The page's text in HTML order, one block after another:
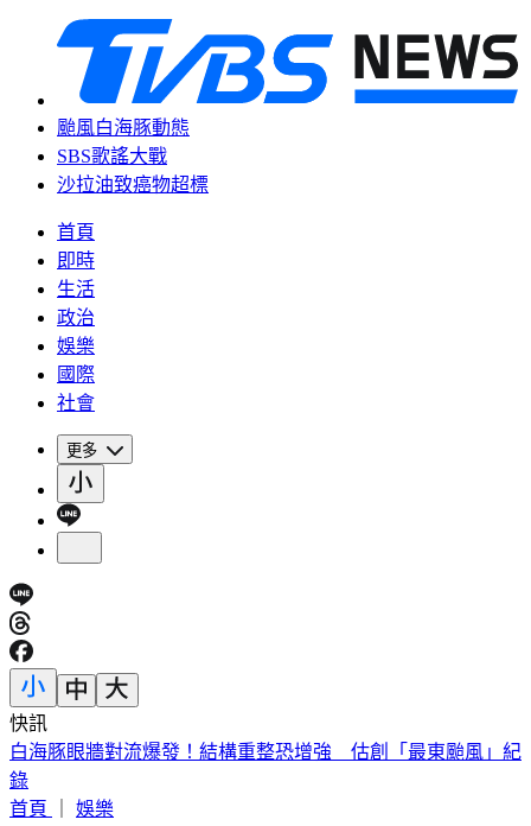
颱風白海豚動態
SBS歌謠大戰
沙拉油致癌物超標
首頁
即時
生活
政治
娛樂
國際
社會
更多
快訊
「小秦漢」張海漢驚傳過世！享壽68歲 好友悲痛證實
首頁